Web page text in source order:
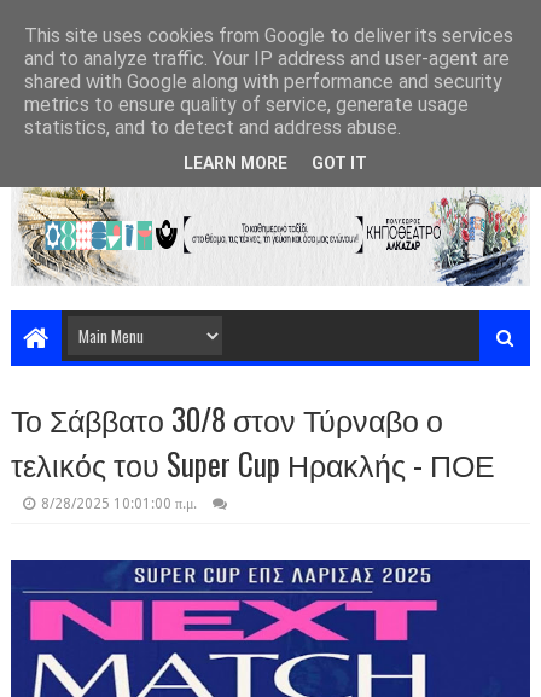
Το Σάββατο 30/8 στον Τύρναβο ο
τελικός του Super Cup Ηρακλής - ΠΟΕ
8/28/2025 10:01:00 π.μ.
This site uses cookies from Google to deliver its services
and to analyze traffic. Your IP address and user-agent are
shared with Google along with performance and security
metrics to ensure quality of service, generate usage
statistics, and to detect and address abuse.
LEARN MORE GOT IT